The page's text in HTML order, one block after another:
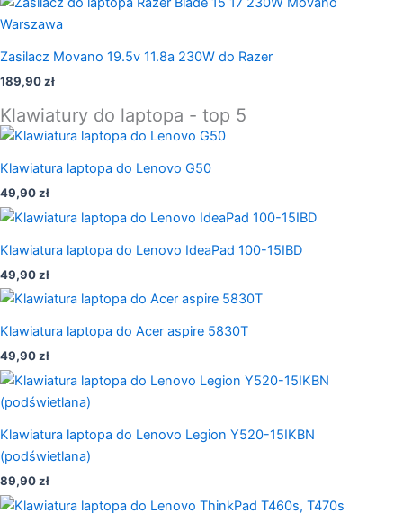
Zasilacz Movano 19.5v 11.8a 230W do Razer
189,90zł
Klawiatury do laptopa - top 5
Klawiatura laptopa do Lenovo G50
49,90zł
Klawiatura laptopa do Lenovo IdeaPad 100-15IBD
49,90zł
Klawiatura laptopa do Acer aspire 5830T
49,90zł
Klawiatura laptopa do Lenovo Legion Y520-15IKBN
(podświetlana)
89,90zł